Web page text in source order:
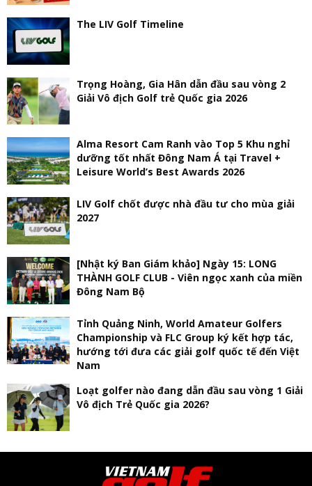
The LIV Golf Timeline
Trọng Hoàng, Gia Hân dẫn đầu sau vòng 2
Giải Vô địch Golf trẻ Quốc gia 2026
Alma Resort Cam Ranh vào Top 5 Khu nghỉ
dưỡng tốt nhất Đông Nam Á tại Travel +
Leisure World’s Best Awards 2026
LIV Golf chốt được nhà đầu tư cho mùa giải
2027
[Nhật ký Ban Giám khảo] Ngày 15: LONG
THÀNH GOLF CLUB - Viên ngọc xanh của miền
Đông Nam Bộ
Tỉnh Quảng Ninh, World Amateur Golfers
Championship và FLC Group ký kết hợp tác,
hướng tới đưa các giải golf quốc tế đến Việt
Nam
Loạt golfer nào đang dẫn đầu sau vòng 1 Giải
Vô địch Trẻ Quốc gia 2026?